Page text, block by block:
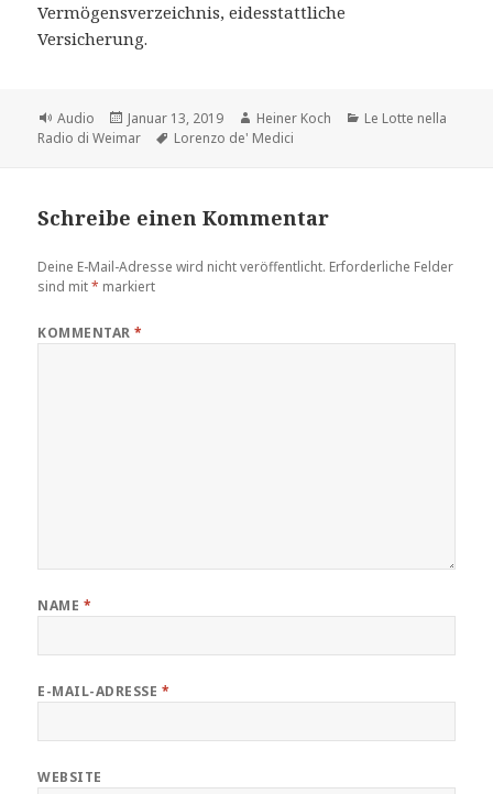
Vermögensverzeichnis, eidesstattliche
Versicherung.
Format
Audio
Veröffentlicht
am
Januar 13, 2019 Autor
Heiner Koch Kategorien
Le Lotte nella
Radio di Weimar
Schlagwörter
Lorenzo de' Medici
Schreibe einen Kommentar
Deine E-Mail-Adresse wird nicht veröffentlicht. Erforderliche Felder
sind mit* markiert
KOMMENTAR*
NAME *
E-MAIL-ADRESSE *
WEBSITE